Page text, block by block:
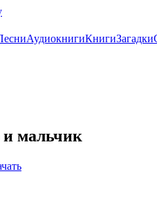
АудиокнигиКнигиЗагадки
и мальчик